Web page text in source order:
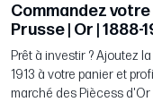
Commandez votre
Prusse | Or | 1888-
Prêt à investir ? Ajoutez
1913 à votre panier et
marché des Piècess